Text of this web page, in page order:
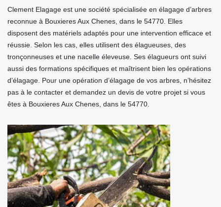
Clement Elagage est une société spécialisée en élagage d’arbres
reconnue à Bouxieres Aux Chenes, dans le 54770. Elles
disposent des matériels adaptés pour une intervention efficace et
réussie. Selon les cas, elles utilisent des élagueuses, des
tronçonneuses et une nacelle éleveuse. Ses élagueurs ont suivi
aussi des formations spécifiques et maîtrisent bien les opérations
d’élagage. Pour une opération d’élagage de vos arbres, n’hésitez
pas à le contacter et demandez un devis de votre projet si vous
êtes à Bouxieres Aux Chenes, dans le 54770.